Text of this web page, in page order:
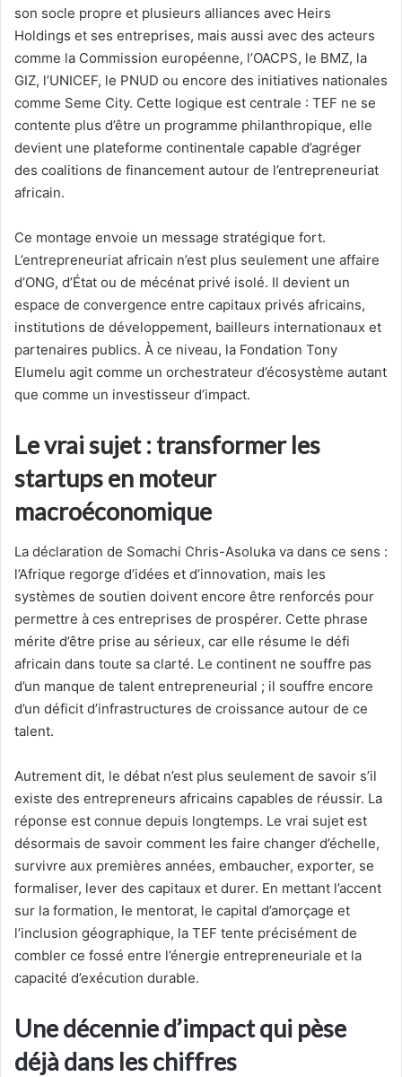
son socle propre et plusieurs alliances avec Heirs
Holdings et ses entreprises, mais aussi avec des acteurs
comme la Commission européenne, l’OACPS, le BMZ, la
GIZ, l’UNICEF, le PNUD ou encore des initiatives nationales
comme Seme City. Cette logique est centrale : TEF ne se
contente plus d’être un programme philanthropique, elle
devient une plateforme continentale capable d’agréger
des coalitions de financement autour de l’entrepreneuriat
africain.
Ce montage envoie un message stratégique fort.
L’entrepreneuriat africain n’est plus seulement une affaire
d’ONG, d’État ou de mécénat privé isolé. Il devient un
espace de convergence entre capitaux privés africains,
institutions de développement, bailleurs internationaux et
partenaires publics. À ce niveau, la Fondation Tony
Elumelu agit comme un orchestrateur d’écosystème autant
que comme un investisseur d’impact.
Le vrai sujet : transformer les
startups en moteur
macroéconomique
La déclaration de Somachi Chris-Asoluka va dans ce sens :
l’Afrique regorge d’idées et d’innovation, mais les
systèmes de soutien doivent encore être renforcés pour
permettre à ces entreprises de prospérer. Cette phrase
mérite d’être prise au sérieux, car elle résume le défi
africain dans toute sa clarté. Le continent ne souffre pas
d’un manque de talent entrepreneurial ; il souffre encore
d’un déficit d’infrastructures de croissance autour de ce
talent.
Autrement dit, le débat n’est plus seulement de savoir s’il
existe des entrepreneurs africains capables de réussir. La
réponse est connue depuis longtemps. Le vrai sujet est
désormais de savoir comment les faire changer d’échelle,
survivre aux premières années, embaucher, exporter, se
formaliser, lever des capitaux et durer. En mettant l’accent
sur la formation, le mentorat, le capital d’amorçage et
l’inclusion géographique, la TEF tente précisément de
combler ce fossé entre l’énergie entrepreneuriale et la
capacité d’exécution durable.
Une décennie d’impact qui pèse
déjà dans les chiffres